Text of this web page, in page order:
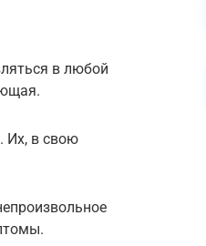
в любой
Их, в свою